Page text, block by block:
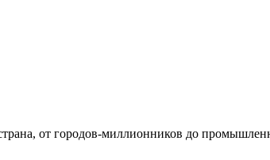
от городов-миллионников до